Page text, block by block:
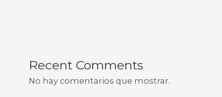
Recent Comments
No hay comentarios que mostrar.